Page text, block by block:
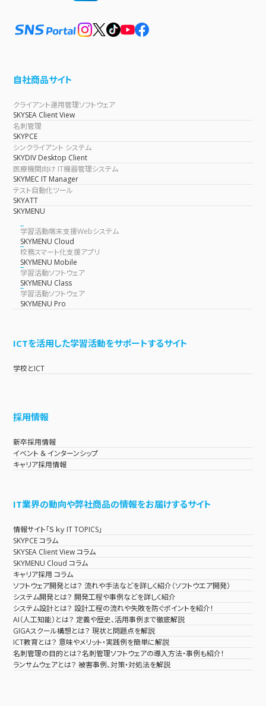
自社商品サイト
クライアント運用管理ソフトウェア
SKYSEA Client View
名刺管理
SKYPCE
シンクライアント システム
SKYDIV Desktop Client
医療機関向け IT機器管理システム
SKYMEC IT Manager
テスト自動化ツール
SKYATT
SKYMENU
学習活動端末支援Webシステム
SKYMENU Cloud
校務スマート化支援アプリ
SKYMENU Mobile
学習活動ソフトウェア
SKYMENU Class
学習活動ソフトウェア
SKYMENU Pro
ICTを活用した学習活動をサポートするサイト
学校とICT
採用情報
新卒採用情報
イベント & インターンシップ
キャリア採用情報
IT業界の動向や弊社商品の情報をお届けするサイト
情報サイト「Ｓｋｙ IT TOPICS」
SKYPCE コラム
SKYSEA Client View コラム
SKYMENU Cloud コラム
キャリア採用 コラム
ソフトウェア開発とは？ 流れや手法などを詳しく紹介（ソフトウエア開発）
システム開発とは？ 開発工程や事例などを詳しく紹介
システム設計とは？ 設計工程の流れや失敗を防ぐポイントを紹介！
AI（人工知能）とは？ 定義や歴史、活用事例まで徹底解説
GIGAスクール構想とは？ 現状と問題点を解説
ICT教育とは？ 意味やメリット・実践例を簡単に解説
名刺管理の目的とは？名刺管理ソフトウェアの導入方法・事例も紹介！
ランサムウェアとは？ 被害事例、対策・対処法を解説